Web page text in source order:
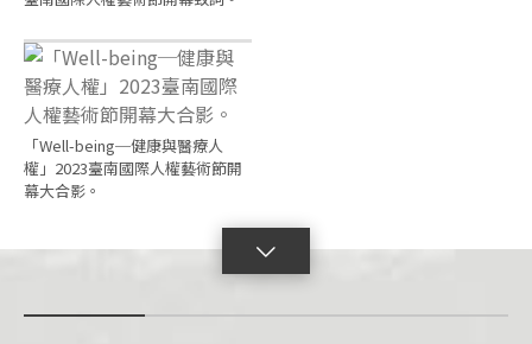
「Well-being─健康與醫療人
權」2023臺南國際人權藝術節開
幕大合影。